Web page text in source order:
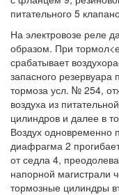
питательного 5
На электровозе реле
образом. При
срабатывает
запасного резервуара
тормоза усл. № 254,
воздуха из
цилиндров и далее в
Воздух одновременно
диафрагма 2
от седла 4,
напорной магистрали
тормозные цилиндры